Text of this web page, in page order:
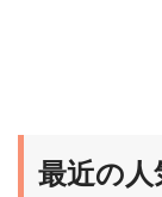
最近の